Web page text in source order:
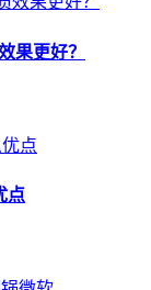
果更好？
点